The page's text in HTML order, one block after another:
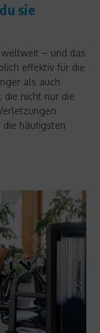
sie
– und das
effektiv für die
als auch
die nicht nur die
häufigsten